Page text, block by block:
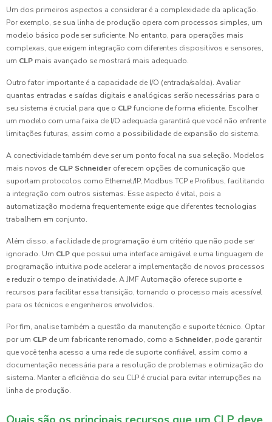
Um dos primeiros aspectos a considerar é a complexidade da aplicação.
Por exemplo, se sua linha de produção opera com processos simples, um
modelo básico pode ser suficiente. No entanto, para operações mais
complexas, que exigem integração com diferentes dispositivos e sensores,
um CLP mais avançado se mostrará mais adequado.
Outro fator importante é a capacidade de I/O (entrada/saída). Avaliar
quantas entradas e saídas digitais e analógicas serão necessárias para o
seu sistema é crucial para que o CLPfuncione de forma eficiente. Escolher
um modelo com uma faixa de I/O adequada garantirá que você não enfrente
limitações futuras, assim como a possibilidade de expansão do sistema.
A conectividade também deve ser um ponto focal na sua seleção. Modelos
mais novos de CLP Schneider oferecem opções de comunicação que
suportam protocolos como Ethernet/IP, Modbus TCP e Profibus, facilitando
a integração com outros sistemas. Esse aspecto é vital, pois a
automatização moderna frequentemente exige que diferentes tecnologias
trabalhem em conjunto.
Além disso, a facilidade de programação é um critério que não pode ser
ignorado. Um CLP que possui uma interface amigável e uma linguagem de
programação intuitiva pode acelerar a implementação de novos processos
e reduzir o tempo de inatividade. A JMF Automação oferece suporte e
recursos para facilitar essa transição, tornando o processo mais acessível
para os técnicos e engenheiros envolvidos.
Por fim, analise também a questão da manutenção e suporte técnico. Optar
por um CLP de um fabricante renomado, como a Schneider, pode garantir
que você tenha acesso a uma rede de suporte confiável, assim como a
documentação necessária para a resolução de problemas e otimização do
sistema. Manter a eficiência do seu CLP é crucial para evitar interrupções na
linha de produção.